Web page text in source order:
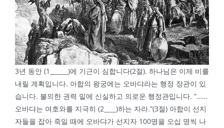
3년 동안 (1______)에 기근이 심합니다(2절). 하나님은 이제 비를
내릴 계획입니다. 아합의 왕궁에는 오바댜라는 행정 장관이 있
습니다. 불의한 권력 밑에 신실하고 의로운 행정관입니다. “……
오바댜는 여호와를 지극히 (2____)하는 자라.”(3절) 아합이 선지
자들을 잡아 죽일 때에 오바댜가 선지자 100명을 오십 명씩 나